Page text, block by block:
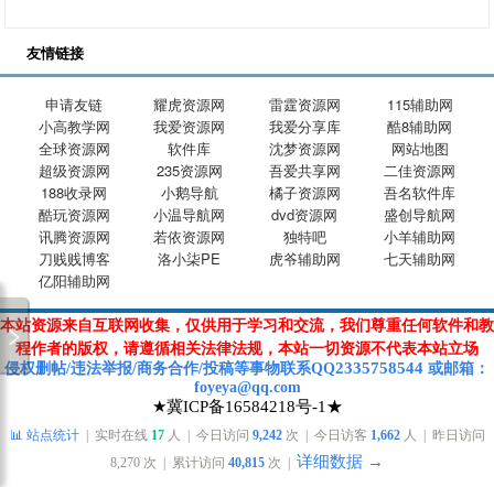
友情链接
申请友链 耀虎资源网 雷霆资源网
115辅助网
小高教学网
我爱资源网 我爱分享库
酷8辅助网
全球资源网
软件库 沈梦资源网
网站地图
超级资源网
235资源网 吾爱共享网
二佳资源网
188收录网
小鹅导航 橘子资源网
吾名软件库
酷玩资源网
小温导航网 dvd资源网
盛创导航网
讯腾资源网
若依资源网 独特吧
小羊辅助网
刀贱贱博客
洛小柒PE 虎爷辅助网
七天辅助网
亿阳辅助网
本站资源来自互联网收集，仅供用于学习和交流，我们尊重任何软件和教
程作者的版权，请遵循相关法律法规，本站一切资源不代表本站立场
侵权删帖/违法举报/商务合作/投稿等事物联系QQ2335758544 或邮箱 ：
foyeya@qq.com
★冀ICP备16584218号-1★
📊 站点统计| 实时在线 17人 | 今日访问 9,242次 | 今日访客 1,662人 | 昨日访问
8,270 次 | 累计访问 40,815 次 | 详细数据 →